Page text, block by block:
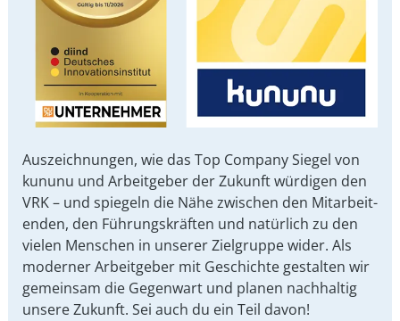
Auszeichnungen, wie das Top Company Siegel von
kununu und Arbeit­geber der Zukunft würdigen den
VRK – und spiegeln die Nähe zwischen den Mit­arbeit­
enden, den Führungs­kräften und natürlich zu den
vielen Menschen in unserer Ziel­gruppe wider. Als
moderner Arbeit­geber mit Ge­schichte gestalten wir
ge­mein­sam die Gegen­wart und planen nach­haltig
unsere Zu­kunft. Sei auch du ein Teil davon!